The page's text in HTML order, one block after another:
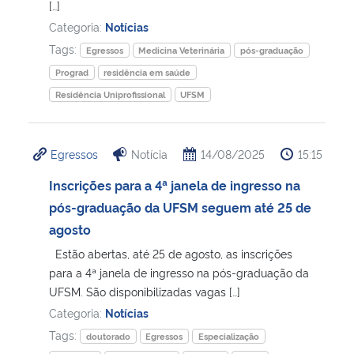
[…]
Categoria: Notícias
Tags:
Egressos Medicina Veterinária
pós-graduação
Prograd
residência em saúde
Residência Uniprofissional
UFSM
Egressos Notícia 14/08/2025 15:15
Inscrições para a 4ª janela de ingresso na
pós-graduação da UFSM seguem até 25 de
agosto
Estão abertas, até 25 de agosto, as inscrições
para a 4ª janela de ingresso na pós-graduação da
UFSM. São disponibilizadas vagas […]
Categoria: Notícias
Tags:
doutorado Egressos
Especialização